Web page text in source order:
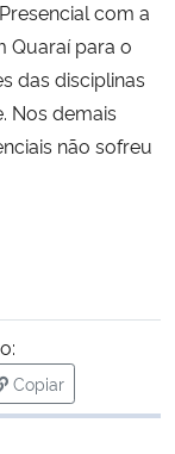
com a
Quaraí para o
das disciplinas
Nos demais
não sofreu
Copiar
para área de